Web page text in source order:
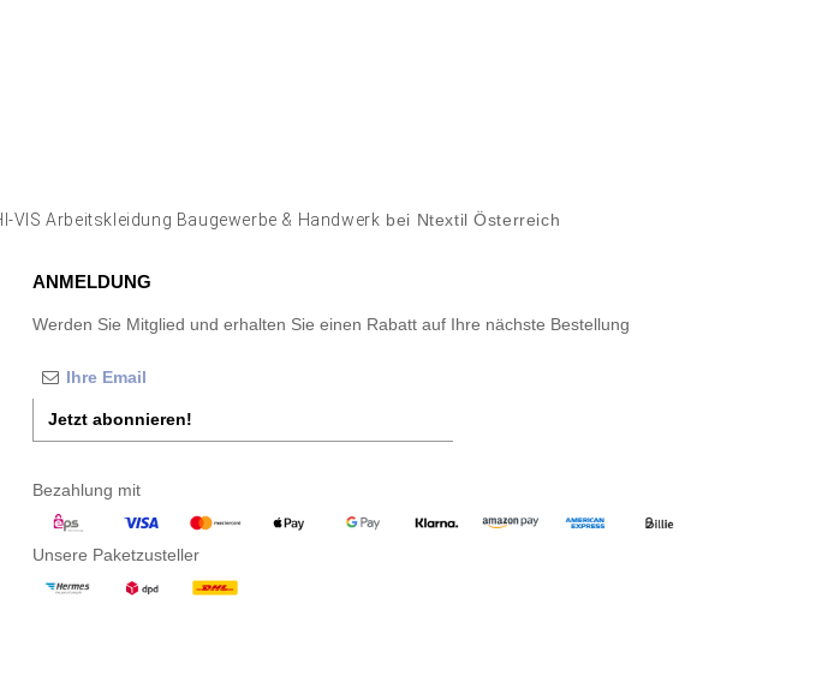
VIS Arbeitskleidung Baugewerbe & Handwerk bei Ntextil Österreich
ANMELDUNG
Werden Sie Mitglied und erhalten Sie einen Rabatt auf Ihre nächste Bestellung
Jetzt abonnieren!
Bezahlung mit
Unsere Paketzusteller